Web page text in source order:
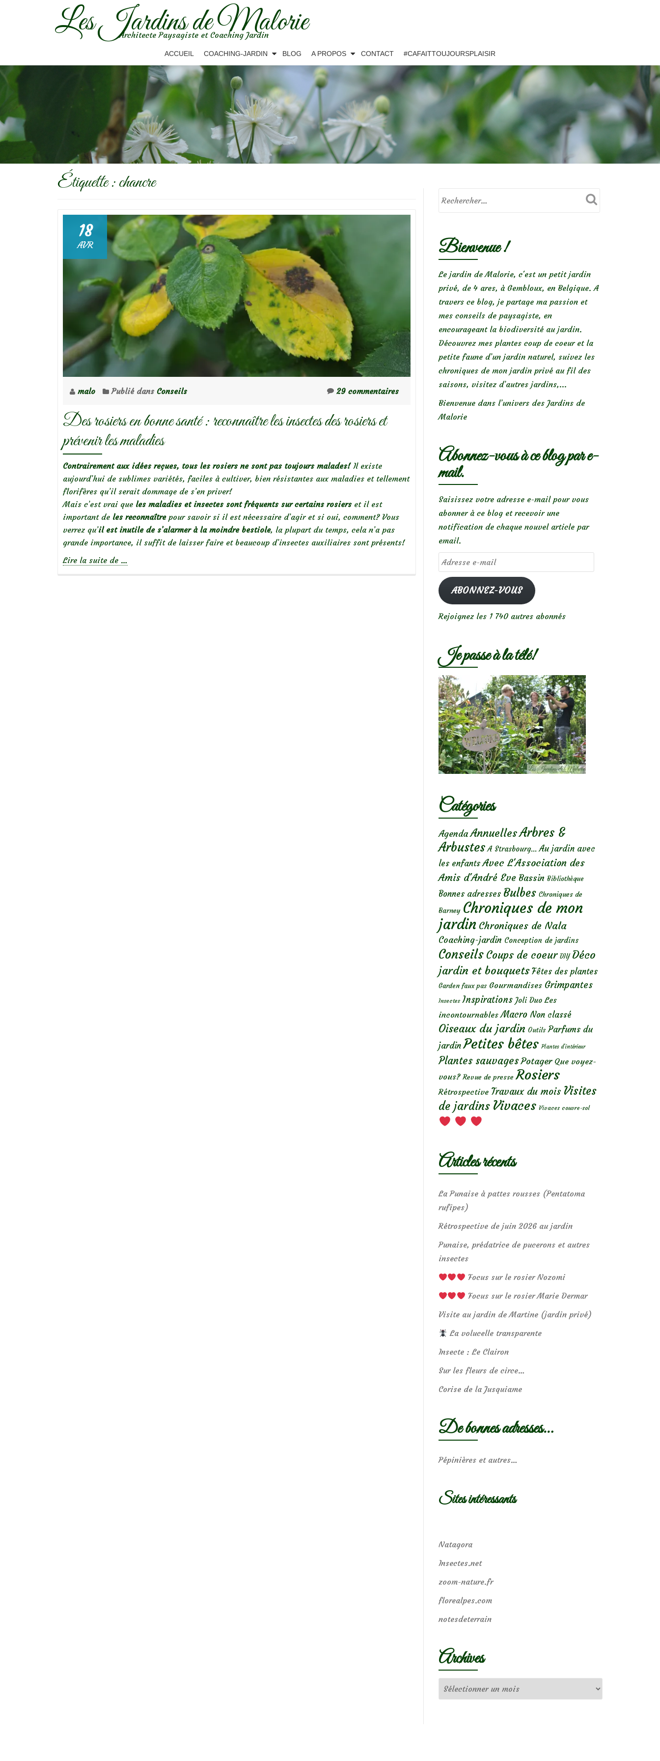
Les Jardins de Malorie
Architecte Paysagiste et Coaching Jardin
ACCUEIL COACHING-JARDIN BLOG A PROPOS CONTACT #CAFAITTOUJOURSPLAISIR
Étiquette :chancre
18
AVR
malo Publié dans Conseils 29 commentaires
Des rosiers en bonne santé : reconnaître les insectes des rosiers et
prévenir les maladies
Contrairement aux idées reçues, tous les rosiers ne sont pas toujours malades!Il existe
aujourd’hui de sublimes variétés, faciles à cultiver, bien résistantes aux maladies et tellement
florifères qu’il serait dommage de s’en priver!
Mais c’est vrai que les maladies et insectes sont fréquents sur certains rosiers et il est
important de les reconnaîtrepour savoir si il est nécessaire d’agir et si oui, comment? Vous
verrez qu’il est inutile de s’alarmer à la moindre bestiole, la plupart du temps, cela n’a pas
grande importance, il suffit de laisser faire et beaucoup d’insectes auxiliaires sont présents!
Lire la suite de …
Bienvenue !
Le jardin de Malorie, c'est un petit jardin
privé, de 4 ares, à Gembloux, en Belgique. A
travers ce blog, je partage ma passion et
mes conseils de paysagiste, en
encourageant la biodiversité au jardin.
Découvrez mes plantes coup de coeur et la
petite faune d’un jardin naturel, suivez les
chroniques de mon jardin privé au fil des
saisons, visitez d’autres jardins,...
Bienvenue dans l’univers des Jardins de
Malorie
Abonnez-vous à ce blog par e-
mail.
Saisissez votre adresse e-mail pour vous
abonner à ce blog et recevoir une
notification de chaque nouvel article par
email.
Adresse
e-
mailABONNEZ-VOUS
Rejoignez les 1 740 autres abonnés
Je passe à la télé!
Catégories
Agenda AnnuellesArbres &
Arbustes A Strasbourg... Au jardin avec
les enfants Avec L'Association des
Amis d'André Eve Bassin Bibliothèque
Bonnes adresses Bulbes Chroniques de
Barney Chroniques de mon
jardin Chroniques de Nala
Coaching-jardin Conception de jardins
Conseils Coups de coeur DIY Déco
jardin et bouquets Fêtes des plantes
Garden faux pas Gourmandises Grimpantes
Insectes Inspirations Joli Duo Les
incontournables Macro Non classé
Oiseaux du jardin Outils Parfums du
jardin Petites bêtes Plantes d’intérieur
Plantes sauvages Potager Que voyez-
vous? Revue de presse Rosiers
Rétrospective Travaux du mois Visites
de jardins Vivaces Vivaces couvre-sol
Articles récents
La Punaise à pattes rousses (Pentatoma
rufipes)
Rétrospective de juin 2026 au jardin
Punaise, prédatrice de pucerons et autres
insectes
Focus sur le rosier Nozomi
Focus sur le rosier Marie Dermar
Visite au jardin de Martine (jardin privé)
La volucelle transparente
Insecte : Le Clairon
Sur les fleurs de circe…
Corise de la Jusquiame
De bonnes adresses…
Pépinières et autres…
Sites intéressants
Natagora
Insectes.net
zoom-nature.fr
florealpes.com
notesdeterrain
Archives
Archives